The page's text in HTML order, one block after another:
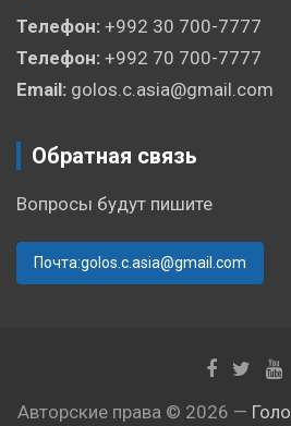
Телефон: +992 30 700-7777
Телефон: +992 70 700-7777
Email: golos.c.asia@gmail.com
Обратная связь
Вопросы будут пишите
Почта:golos.c.asia@gmail.com
Авторские права © 2026 —